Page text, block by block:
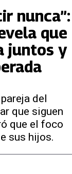
nunca”:
que
juntos y
del
que siguen
que el foco
sus hijos.